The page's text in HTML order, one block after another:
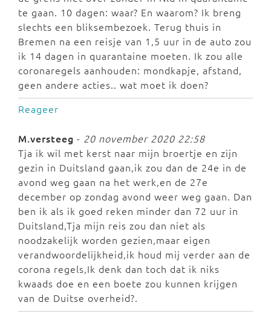
te gaan. 10 dagen: waar? En waarom? Ik breng
slechts een bliksembezoek. Terug thuis in
Bremen na een reisje van 1,5 uur in de auto zou
ik 14 dagen in quarantaine moeten. Ik zou alle
coronaregels aanhouden: mondkapje, afstand,
geen andere acties.. wat moet ik doen?
Reageer
M.versteeg - 20 november 2020 22:58
Tja ik wil met kerst naar mijn broertje en zijn
gezin in Duitsland gaan,ik zou dan de 24e in de
avond weg gaan na het werk,en de 27e
december op zondag avond weer weg gaan. Dan
ben ik als ik goed reken minder dan 72 uur in
Duitsland,Tja mijn reis zou dan niet als
noodzakelijk worden gezien,maar eigen
verandwoordelijkheid,ik houd mij verder aan de
corona regels,Ik denk dan toch dat ik niks
kwaads doe en een boete zou kunnen krijgen
van de Duitse overheid?.